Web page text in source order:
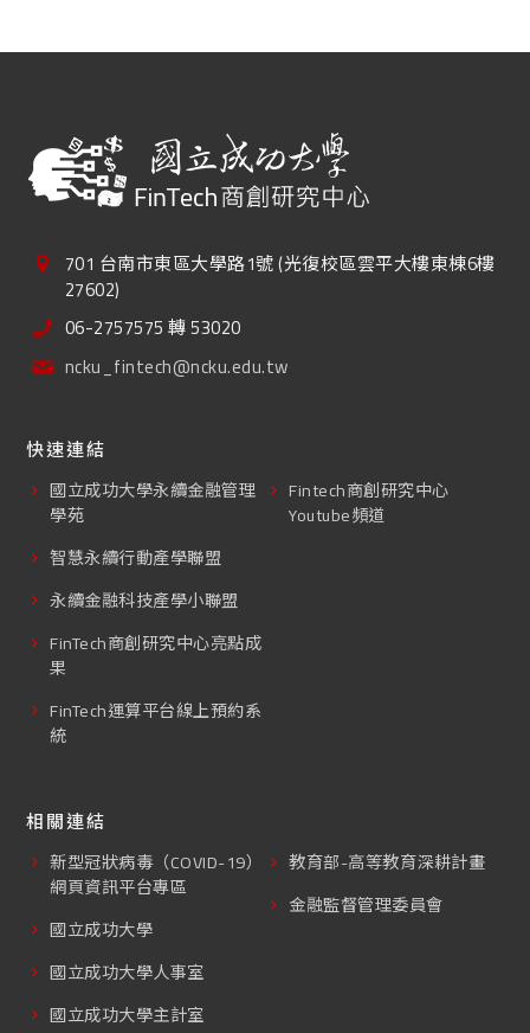
701 台南市東區大學路1號 (光復校區雲平大樓東棟6樓
27602)
06-2757575 轉 53020
ncku_fintech@ncku.edu.tw
快速連結
國立成功大學永續金融管理
學苑
智慧永續行動產學聯盟
永續金融科技產學小聯盟
FinTech商創研究中心亮點成
果
FinTech運算平台線上預約系
統
Fintech商創研究中心
Youtube頻道
相關連結
新型冠狀病毒（COVID-19）
網頁資訊平台專區
國立成功大學
國立成功大學人事室
國立成功大學主計室
教育部-高等教育深耕計畫
金融監督管理委員會